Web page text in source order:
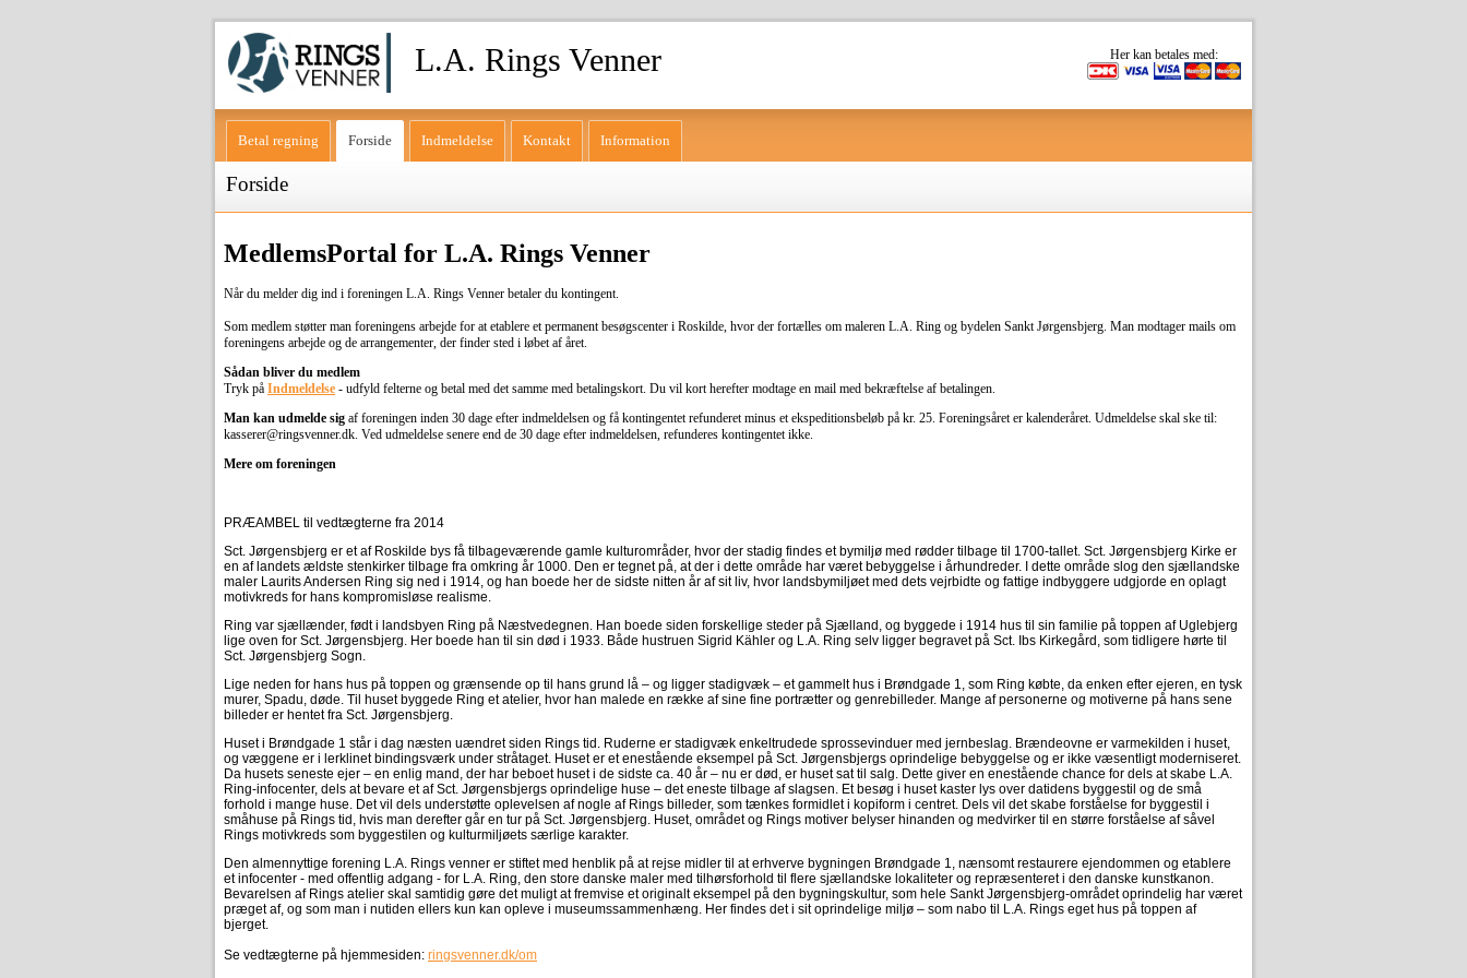
Her kan betales med:
L.A. Rings Venner
Betal regning Forside Indmeldelse Kontakt Information
Forside
MedlemsPortal for L.A. Rings Venner
Når du melder dig ind i foreningen L.A. Rings Venner betaler du kontingent.
Som medlem støtter man foreningens arbejde for at etablere et permanent besøgscenter i Roskilde, hvor der fortælles om maleren L.A. Ring og bydelen Sankt Jørgensbjerg. Man modtager mails om
foreningens arbejde og de arrangementer, der finder sted i løbet af året.
Sådan bliver du medlem
Tryk på Indmeldelse - udfyld felterne og betal med det samme med betalingskort. Du vil kort herefter modtage en mail med bekræftelse af betalingen.
Man kan udmelde sig af foreningen inden 30 dage efter indmeldelsen og få kontingentet refunderet minus et ekspeditionsbeløb på kr. 25. Foreningsåret er kalenderåret. Udmeldelse skal ske til:
kasserer@ringsvenner.dk. Ved udmeldelse senere end de 30 dage efter indmeldelsen, refunderes kontingentet ikke.
Mere om foreningen
PRÆAMBEL til vedtægterne fra 2014
Sct. Jørgensbjerg er et af Roskilde bys få tilbageværende gamle kulturområder, hvor der stadig findes et bymiljø med rødder tilbage til 1700-tallet. Sct. Jørgensbjerg Kirke er
en af landets ældste stenkirker tilbage fra omkring år 1000. Den er tegnet på, at der i dette område har været bebyggelse i århundreder. I dette område slog den sjællandske
maler Laurits Andersen Ring sig ned i 1914, og han boede her de sidste nitten år af sit liv, hvor landsbymiljøet med dets vejrbidte og fattige indbyggere udgjorde en oplagt
motivkreds for hans kompromisløse realisme.
Ring var sjællænder, født i landsbyen Ring på Næstvedegnen. Han boede siden forskellige steder på Sjælland, og byggede i 1914 hus til sin familie på toppen af Uglebjerg
lige oven for Sct. Jørgensbjerg. Her boede han til sin død i 1933. Både hustruen Sigrid Kähler og L.A. Ring selv ligger begravet på Sct. Ibs Kirkegård, som tidligere hørte til
Sct. Jørgensbjerg Sogn.
Lige neden for hans hus på toppen og grænsende op til hans grund lå – og ligger stadigvæk – et gammelt hus i Brøndgade 1, som Ring købte, da enken efter ejeren, en tysk
murer, Spadu, døde. Til huset byggede Ring et atelier, hvor han malede en række af sine fine portrætter og genrebilleder. Mange af personerne og motiverne på hans sene
billeder er hentet fra Sct. Jørgensbjerg.
Huset i Brøndgade 1 står i dag næsten uændret siden Rings tid. Ruderne er stadigvæk enkeltrudede sprossevinduer med jernbeslag. Brændeovne er varmekilden i huset,
og væggene er i lerklinet bindingsværk under stråtaget. Huset er et enestående eksempel på Sct. Jørgensbjergs oprindelige bebyggelse og er ikke væsentligt moderniseret.
Da husets seneste ejer – en enlig mand, der har beboet huset i de sidste ca. 40 år – nu er død, er huset sat til salg. Dette giver en enestående chance for dels at skabe L.A.
Ring-infocenter, dels at bevare et af Sct. Jørgensbjergs oprindelige huse – det eneste tilbage af slagsen. Et besøg i huset kaster lys over datidens byggestil og de små
forhold i mange huse. Det vil dels understøtte oplevelsen af nogle af Rings billeder, som tænkes formidlet i kopiform i centret. Dels vil det skabe forståelse for byggestil i
småhuse på Rings tid, hvis man derefter går en tur på Sct. Jørgensbjerg. Huset, området og Rings motiver belyser hinanden og medvirker til en større forståelse af såvel
Rings motivkreds som byggestilen og kulturmiljøets særlige karakter.
Den almennyttige forening L.A. Rings venner er stiftet med henblik på at rejse midler til at erhverve bygningen Brøndgade 1, nænsomt restaurere ejendommen og etablere
et infocenter - med offentlig adgang - for L.A. Ring, den store danske maler med tilhørsforhold til flere sjællandske lokaliteter og repræsenteret i den danske kunstkanon.
Bevarelsen af Rings atelier skal samtidig gøre det muligt at fremvise et originalt eksempel på den bygningskultur, som hele Sankt Jørgensbjerg-området oprindelig har været
præget af, og som man i nutiden ellers kun kan opleve i museumssammenhæng. Her findes det i sit oprindelige miljø – som nabo til L.A. Rings eget hus på toppen af
bjerget.
Se vedtægterne på hjemmesiden: ringsvenner.dk/om